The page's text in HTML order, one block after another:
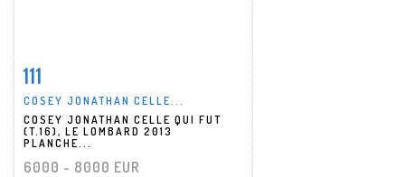
Fiche détaillée
111
COSEY JONATHAN CELLE...
COSEY JONATHAN CELLE QUI FUT
(T.16), LE LOMBARD 2013
PLANCHE...
6000 - 8000 EUR